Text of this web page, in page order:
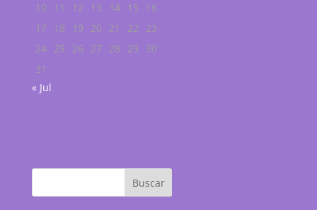
10
11 12 13 14 15
16
17
18 19 20 21 22
23
24 25 26 27 28 29
30
31
« Jul